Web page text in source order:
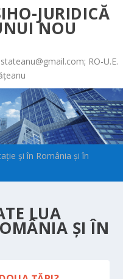
JURIDICĂ
NOU
; RO-U.E.
și în România și în
LUA
ȘI ÎN